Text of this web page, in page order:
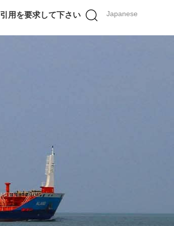
Japanese
引用を要求して下さい